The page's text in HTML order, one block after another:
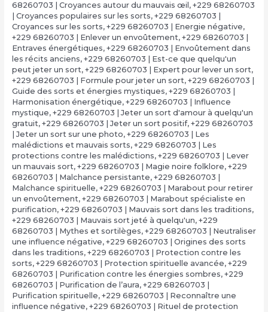
68260703 | Croyances autour du mauvais œil , +229 68260703
| Croyances populaires sur les sorts, +229 68260703 |
Croyances sur les sorts, +229 68260703 | Energie négative,
+229 68260703 | Enlever un envoûtement, +229 68260703 |
Entraves énergétiques, +229 68260703 | Envoûtement dans
les récits anciens, +229 68260703 | Est-ce que quelqu'un
peut jeter un sort, +229 68260703 | Expert pour lever un sort,
+229 68260703 | Formule pour jeter un sort, +229 68260703 |
Guide des sorts et énergies mystiques, +229 68260703 |
Harmonisation énergétique, +229 68260703 | Influence
mystique, +229 68260703 | Jeter un sort d'amour à quelqu'un
gratuit, +229 68260703 | Jeter un sort positif, +229 68260703
| Jeter un sort sur une photo, +229 68260703 | Les
malédictions et mauvais sorts, +229 68260703 | Les
protections contre les malédictions, +229 68260703 | Lever
un mauvais sort, +229 68260703 | Magie noire folklore, +229
68260703 | Malchance persistante, +229 68260703 |
Malchance spirituelle, +229 68260703 | Marabout pour retirer
un envoûtement, +229 68260703 | Marabout spécialiste en
purification, +229 68260703 | Mauvais sort dans les traditions,
+229 68260703 | Mauvais sort jeté à quelqu'un, +229
68260703 | Mythes et sortilèges, +229 68260703 | Neutraliser
une influence négative, +229 68260703 | Origines des sorts
dans les traditions, +229 68260703 | Protection contre les
sorts, +229 68260703 | Protection spirituelle avancée, +229
68260703 | Purification contre les énergies sombres, +229
68260703 | Purification de l’aura, +229 68260703 |
Purification spirituelle, +229 68260703 | Reconnaître une
influence négative, +229 68260703 | Rituel de protection